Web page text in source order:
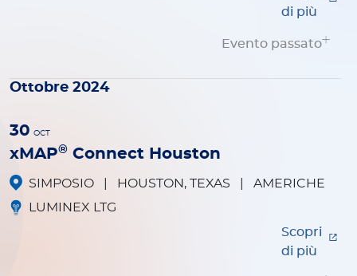
di più
Evento passato
Ottobre 2024
30 OCT
xMAP® Connect Houston
SIMPOSIO HOUSTON, TEXAS
AMERICHE
LUMINEX LTG
Scopri
di più